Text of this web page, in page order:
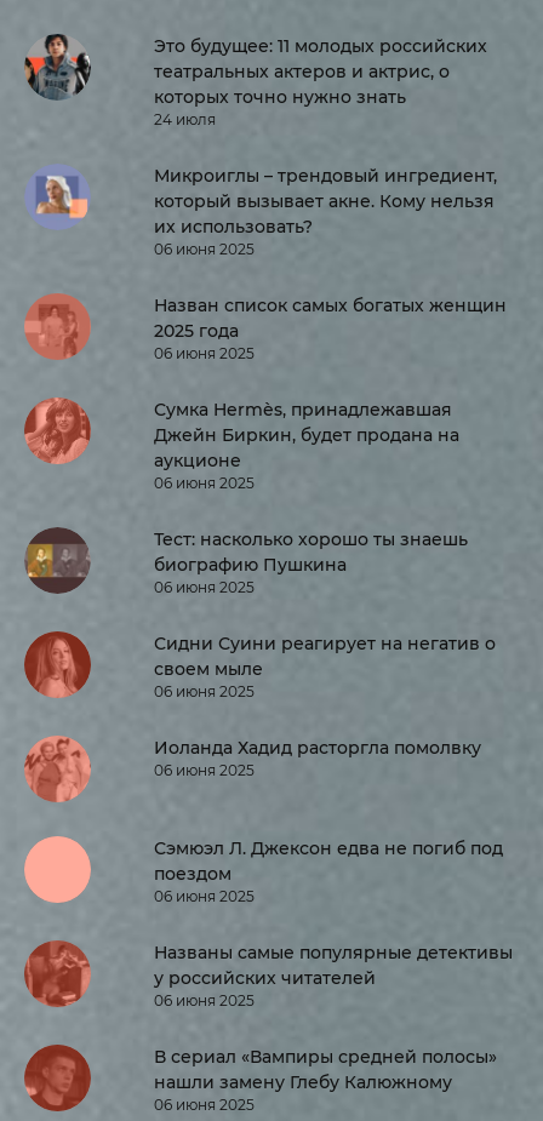
Это будущее: 11 молодых российских
театральных актеров и актрис, о
которых точно нужно знать
24 июля
Микроиглы – трендовый ингредиент,
который вызывает акне. Кому нельзя
их использовать?
06 июня 2025
Назван список самых богатых женщин
2025 года
06 июня 2025
Сумка Hermès, принадлежавшая
Джейн Биркин, будет продана на
аукционе
06 июня 2025
Тест: насколько хорошо ты знаешь
биографию Пушкина
06 июня 2025
Сидни Суини реагирует на негатив о
своем мыле
06 июня 2025
Иоланда Хадид расторгла помолвку
06 июня 2025
Сэмюэл Л. Джексон едва не погиб под
поездом
06 июня 2025
Названы самые популярные детективы
у российских читателей
06 июня 2025
В сериал «Вампиры средней полосы»
нашли замену Глебу Калюжному
06 июня 2025